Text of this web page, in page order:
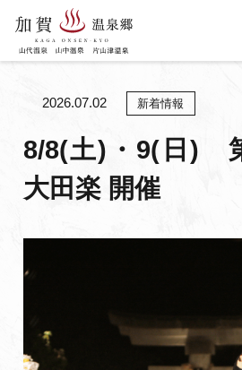
特集
おみやげ
ア
Language
8/8(土)・9(日)
大田楽 開催
2026.07.02 新着情報